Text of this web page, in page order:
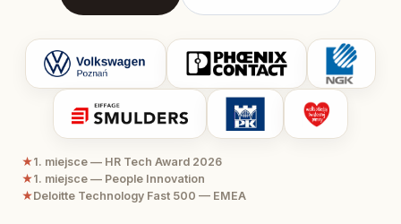
★1. miejsce — HR Tech Award 2026
★1. miejsce — People Innovation
★Deloitte Technology Fast 500 — EMEA